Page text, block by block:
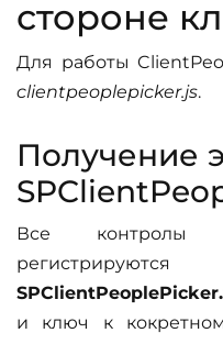
стороне
Для работы
clientpeoplepicker.js.
Получение
Все контролы
и ключ к